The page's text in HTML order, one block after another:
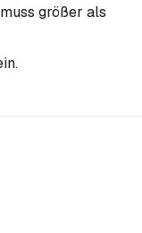
größer als